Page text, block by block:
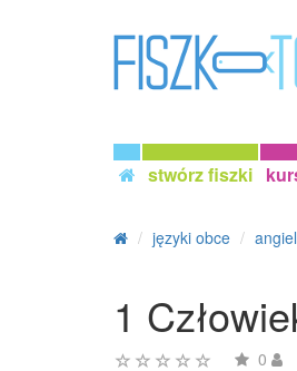
stwórz fiszki
języki obce
1
0